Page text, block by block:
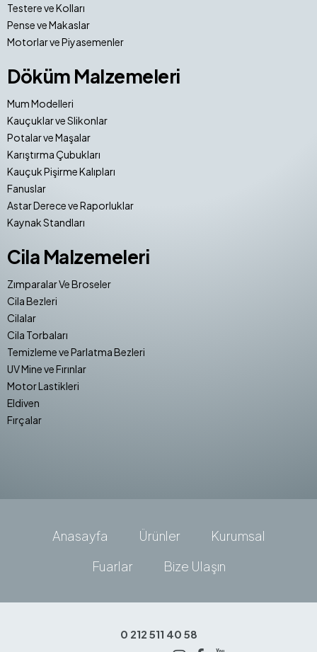
Testere ve Kolları
Pense ve Makaslar
Motorlar ve Piyasemenler
Döküm Malzemeleri
Mum Modelleri
Kauçuklar ve Slikonlar
Potalar ve Maşalar
Karıştırma Çubukları
Kauçuk Pişirme Kalıpları
Fanuslar
Astar Derece ve Raporluklar
Kaynak Standları
Cila Malzemeleri
Zımparalar Ve Broseler
Cila Bezleri
Cilalar
Cila Torbaları
Temizleme ve Parlatma Bezleri
UV Mine ve Fırınlar
Motor Lastikleri
Eldiven
Fırçalar
Anasayfa Ürünler
Kurumsal
Fuarlar
Bize Ulaşın
0 212 511 40 58